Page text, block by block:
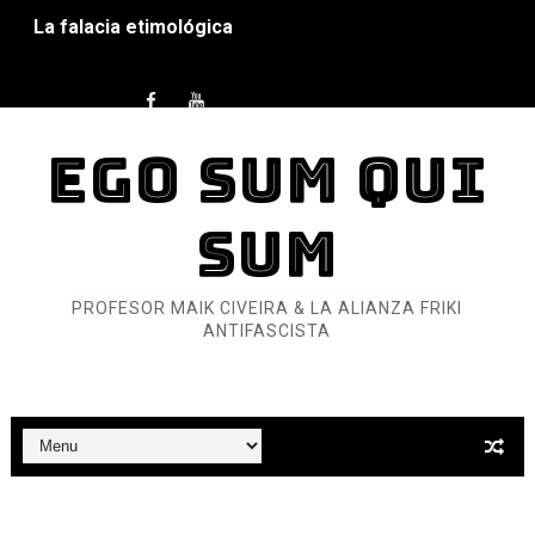
La falacia etimológica
Pequeña Filmoteca Antifascista
Que no nos aplaste el Talón de Hierro
Pokémon: La película existencialista
¿Estamos soñando con ovejas eléctricas?
EGO SUM QUI
SUM
PROFESOR MAIK CIVEIRA & LA ALIANZA FRIKI
ANTIFASCISTA